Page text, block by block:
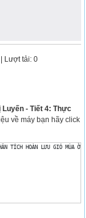
| Lượt tải: 0
- Tiết 4: Thực
về máy bạn hãy click
TÍCH HOÀN LƯU